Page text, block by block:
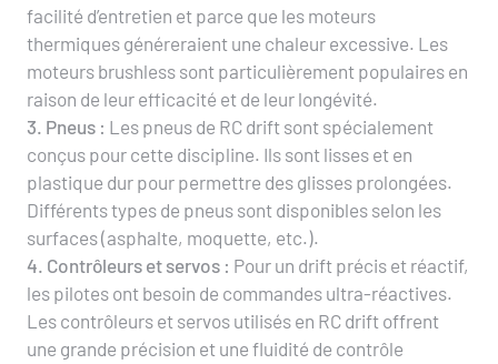
facilité d’entretien et parce que les moteurs
thermiques généreraient une chaleur excessive. Les
moteurs brushless sont particulièrement populaires en
raison de leur efficacité et de leur longévité.
3. Pneus : Les pneus de RC drift sont spécialement
conçus pour cette discipline. Ils sont lisses et en
plastique dur pour permettre des glisses prolongées.
Différents types de pneus sont disponibles selon les
surfaces (asphalte, moquette, etc.).
4. Contrôleurs et servos : Pour un drift précis et réactif,
les pilotes ont besoin de commandes ultra-réactives.
Les contrôleurs et servos utilisés en RC drift offrent
une grande précision et une fluidité de contrôle